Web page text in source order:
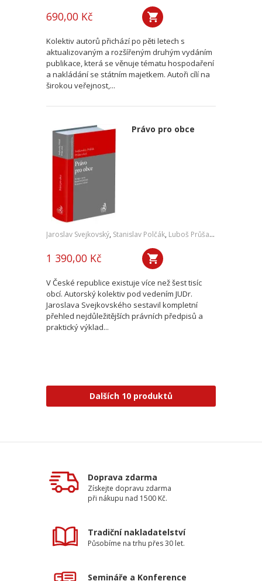
690,00 Kč
Kolektiv autorů přichází po pěti letech s
aktualizovaným a rozšířeným druhým vydáním
publikace, která se věnuje tématu hospodaření
a nakládání se státním majetkem. Autoři cílí na
širokou veřejnost,...
Právo pro obce
Jaroslav Svejkovský, Stanislav Polčák, Luboš Průša,a kol.
1 390,00 Kč
V České republice existuje více než šest tisíc
obcí. Autorský kolektiv pod vedením JUDr.
Jaroslava Svejkovského sestavil kompletní
přehled nejdůležitějších právních předpisů a
praktický výklad...
Dalších 10 produktů
Doprava zdarma
Získejte dopravu zdarma
při nákupu nad 1500 Kč.
Tradiční nakladatelství
Působíme na trhu přes 30 let.
Semináře a Konference